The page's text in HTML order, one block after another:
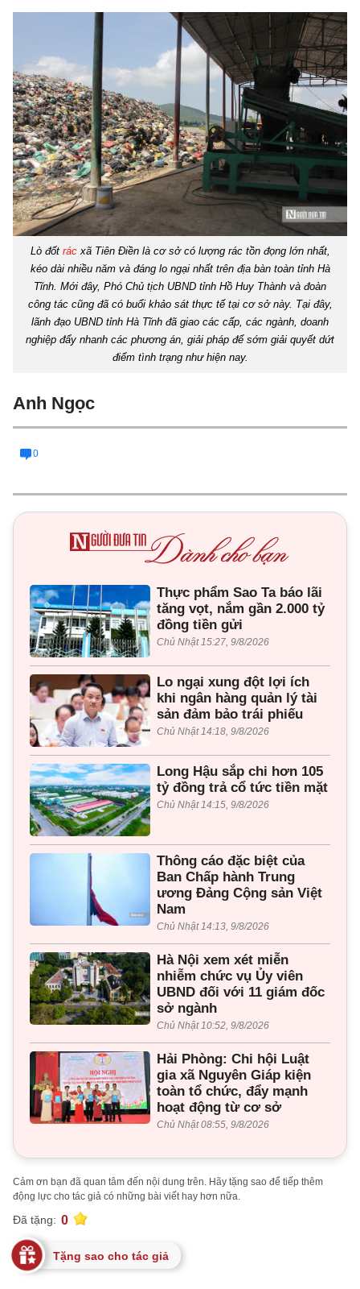
Lò đốt rácxã Tiên Điền là cơ sở có lượng rác tồn đọng lớn nhất,
kéo dài nhiều năm và đáng lo ngại nhất trên địa bàn toàn tỉnh Hà
Tĩnh. Mới đây, Phó Chủ tịch UBND tỉnh Hồ Huy Thành và đoàn
công tác cũng đã có buổi khảo sát thực tế tại cơ sở này. Tại đây,
lãnh đạo UBND tỉnh Hà Tĩnh đã giao các cấp, các ngành, doanh
nghiệp đẩy nhanh các phương án, giải pháp để sớm giải quyết dứt
điểm tình trạng như hiện nay.
Anh Ngọc
0
Thực phẩm Sao Ta báo lãi
tăng vọt, nắm gần 2.000 tỷ
đồng tiền gửi
Chủ Nhật 15:27, 9/8/2026
Lo ngại xung đột lợi ích
khi ngân hàng quản lý tài
sản đảm bảo trái phiếu
Chủ Nhật 14:18, 9/8/2026
Long Hậu sắp chi hơn 105
tỷ đồng trả cổ tức tiền mặt
Chủ Nhật 14:15, 9/8/2026
Thông cáo đặc biệt của
Ban Chấp hành Trung
ương Đảng Cộng sản Việt
Nam
Chủ Nhật 14:13, 9/8/2026
Hà Nội xem xét miễn
nhiễm chức vụ Ủy viên
UBND đối với 11 giám đốc
sở ngành
Chủ Nhật 10:52, 9/8/2026
Hải Phòng: Chi hội Luật
gia xã Nguyên Giáp kiện
toàn tổ chức, đẩy mạnh
hoạt động từ cơ sở
Chủ Nhật 08:55, 9/8/2026
Cảm ơn bạn đã quan tâm đến nội dung trên. Hãy tặng sao để tiếp thêm
động lực cho tác giả có những bài viết hay hơn nữa.
Đã tặng: 0
Tặng sao cho tác giả